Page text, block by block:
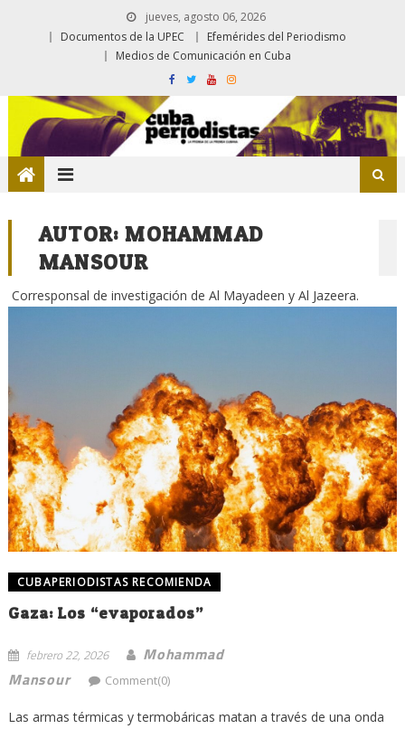
jueves, agosto 06, 2026
Documentos de la UPEC
Efemérides del Periodismo
Medios de Comunicación en Cuba
AUTOR:MOHAMMAD
MANSOUR
Corresponsal de investigación de Al Mayadeen y Al Jazeera.
CUBAPERIODISTAS RECOMIENDA
Gaza: Los “evaporados”
febrero 22, 2026
Mohammad
Mansour
Comment(0)
Las armas térmicas y termobáricas matan a través de una onda